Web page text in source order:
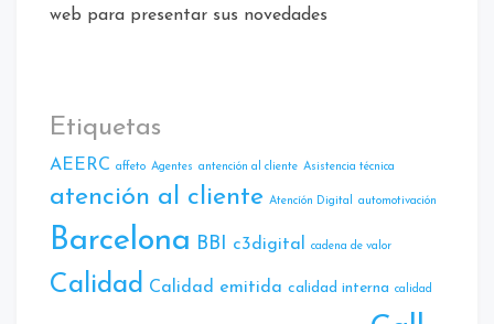
web para presentar sus novedades
Etiquetas
AEERC affeto Agentes antención al cliente Asistencia técnica
atención al cliente Atencíón Digital automotivación
Barcelona BBI c3digital cadena de valor
Calidad Calidad emitida calidad interna calidad